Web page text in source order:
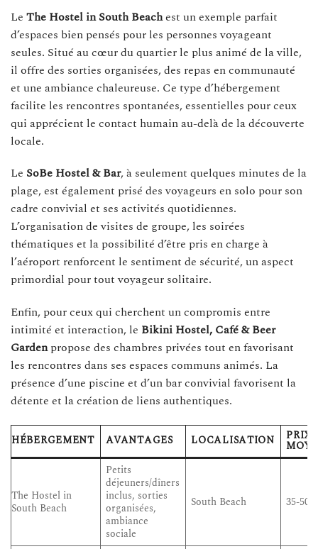
Le The Hostel in South Beachest un exemple parfait
d’espaces bien pensés pour les personnes voyageant
seules. Situé au cœur du quartier le plus animé de la ville,
il offre des sorties organisées, des repas en communauté
et une ambiance chaleureuse. Ce type d’hébergement
facilite les rencontres spontanées, essentielles pour ceux
qui apprécient le contact humain au-delà de la découverte
locale.
Le SoBe Hostel & Bar, à seulement quelques minutes de la
plage, est également prisé des voyageurs en solo pour son
cadre convivial et ses activités quotidiennes.
L’organisation de visites de groupe, les soirées
thématiques et la possibilité d’être pris en charge à
l’aéroport renforcent le sentiment de sécurité, un aspect
primordial pour tout voyageur solitaire.
Enfin, pour ceux qui cherchent un compromis entre
intimité et interaction, le Bikini Hostel, Café & Beer
Gardenpropose des chambres privées tout en favorisant
les rencontres dans ses espaces communs animés. La
présence d’une piscine et d’un bar convivial favorisent la
détente et la création de liens authentiques.
HÉBERGEMENT AVANTAGES LOCALISATION PRIX
The Hostel in
South Beach
Petits
déjeuners/dîners
inclus, sorties
organisées,
ambiance
sociale
South Beach 35-50